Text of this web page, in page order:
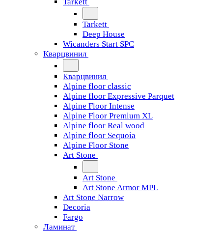
Tarkett
Deep House
Wicanders Start SPC
Кварцвинил
Кварцвинил
Alpine floor classic
Alpine floor Expressive Parquet
Alpine Floor Intense
Alpine Floor Premium XL
Alpine floor Real wood
Alpine floor Sequoia
Alpine Floor Stone
Art Stone
Art Stone
Art Stone Armor MPL
Art Stone Narrow
Decoria
Fargo
Ламинат